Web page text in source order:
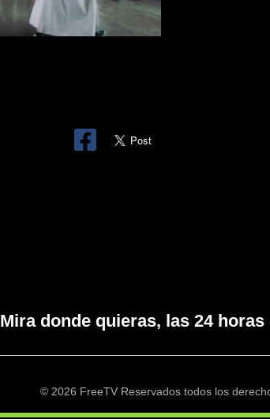
Mira donde quieras, las 24 horas
© 2026 FreeTV Reservados todos los